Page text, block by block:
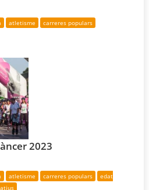
atletisme
carreres populars
2023
atletisme carreres populars
edat